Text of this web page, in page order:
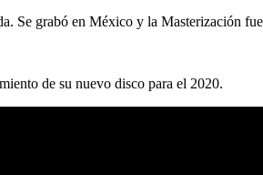
Se grabó en México y la Masterización
de su nuevo disco para el 2020.